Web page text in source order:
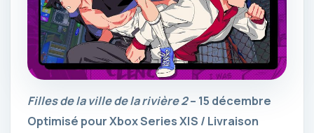
Filles de la ville de la rivière 2– 15 décembre
Optimisé pour Xbox Series X|S / Livraison